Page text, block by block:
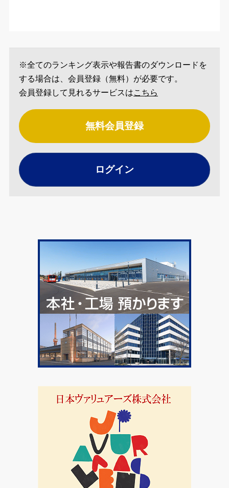
※全てのランキング表示や報告書のダウンロードを
する場合は、会員登録（無料）が必要です。
会員登録して見れるサービスはこちら
無料会員登録
ログイン